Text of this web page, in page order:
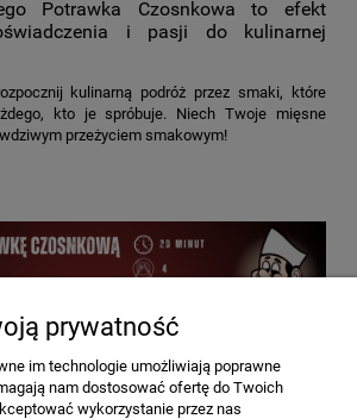
Potrawka Czosnkowa to efekt
i pasji do kulinarnej
kulinarną podróż przez smaki, które
kto je spróbuje. Niech Twoje mięsne
przeżyciem smakowym!
prywatność
im technologie umożliwiają poprawne
nam dostosować ofertę do Twoich
wykorzystanie przez nas